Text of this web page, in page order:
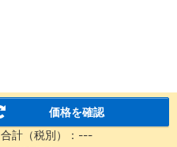
価格を確認
合計（税別）： ---